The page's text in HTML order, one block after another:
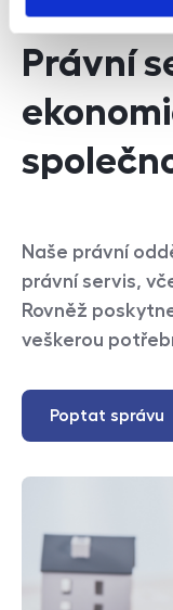
Právní
Naše právní
právní servis,
Rovněž
veškerou
Poptat správu